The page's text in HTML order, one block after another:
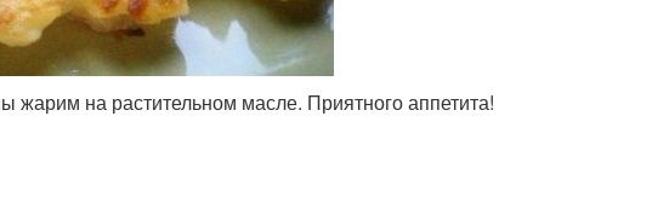
жарим на растительном масле. Приятного аппетита!